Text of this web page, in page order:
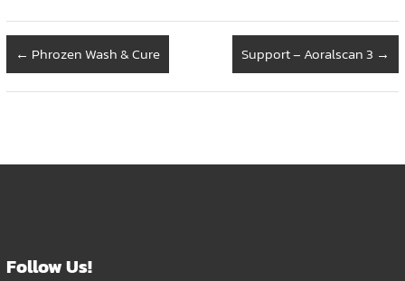
← Phrozen Wash & Cure Support – Aoralscan 3 →
Follow Us!